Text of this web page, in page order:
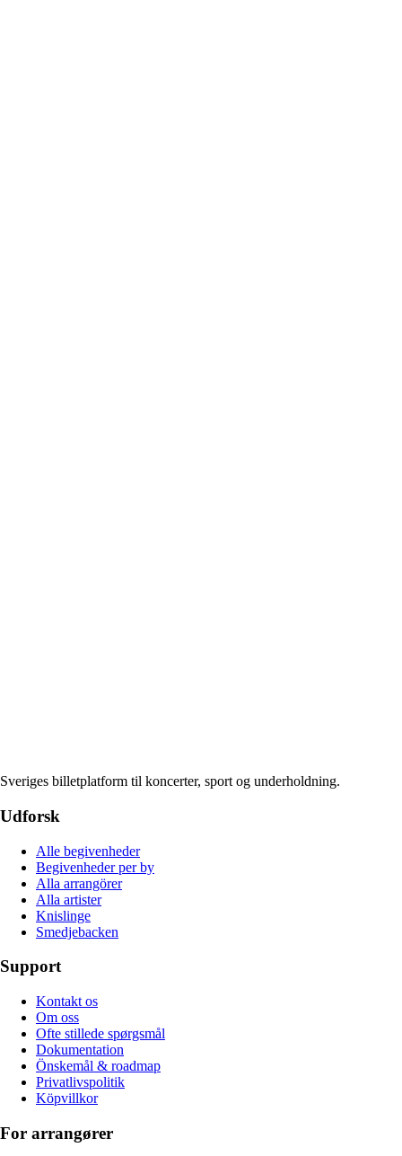
Sveriges billetplatform til koncerter, sport og underholdning.
Udforsk
Alle begivenheder
Begivenheder per by
Alla arrangörer
Alla artister
Knislinge
Smedjebacken
Support
Kontakt os
Om oss
Ofte stillede spørgsmål
Dokumentation
Önskemål & roadmap
Privatlivspolitik
Köpvillkor
For arrangører